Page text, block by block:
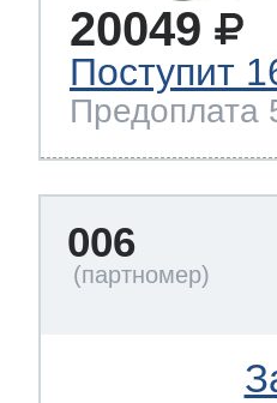
20049
Поступит
Предоплата
006